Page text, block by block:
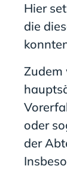
Hier
die
Zudem
oder
der
Ins